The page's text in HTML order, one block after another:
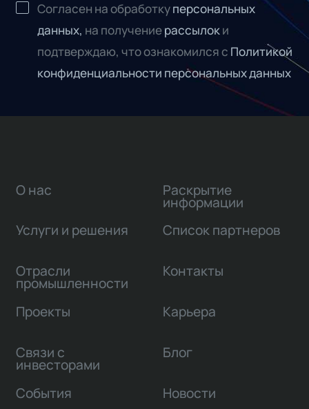
Согласен на обработкуперсональных
данных, на получениерассылоки
подтверждаю, что ознакомился с Политикой
конфиденциальности персональных данных
О нас
Услуги и решения
Отрасли
промышленности
Проекты
Связи с
инвесторами
Раскрытие
информации
Список партнеров
Контакты
Карьера
Блог
События Новости